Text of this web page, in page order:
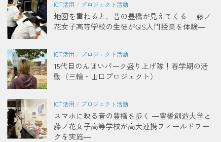
ICT活用 / プロジェクト活動
地図を重ねると、昔の豊橋が見えてくる ―藤ノ
花女子高等学校の生徒がGIS入門授業を体験―
ICT活用 / プロジェクト活動
15代目のんほいパーク盛り上げ隊！春学期の活
動（三輪・山口プロジェクト）
ICT活用 / プロジェクト活動
スマホに映る昔の豊橋を歩く ―豊橋創造大学と
藤ノ花女子高等学校が高大連携フィールドワー
クを実施―